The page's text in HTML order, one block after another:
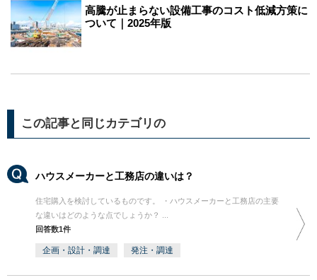
高騰が止まらない設備工事のコスト低減方策に
ついて｜2025年版
この記事と同じカテゴリの
ハウスメーカーと工務店の違いは？
住宅購入を検討しているものです。 ・ハウスメーカーと工務店の主要
な違いはどのような点でしょうか？ ...
回答数1件
企画・設計・調達 発注・調達